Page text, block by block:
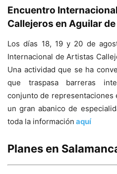
Encuentro
Callejeros en Aguilar
Los días 18, 19 y 20 de
Internacional de Artistas
Una actividad que se ha
que traspasa barreras
conjunto de representaciones
un gran abanico de
toda la información aquí
Planes en